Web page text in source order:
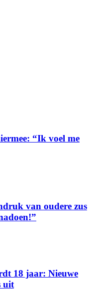
“Ik voel me
van oudere zus
18 jaar: Nieuwe
uit